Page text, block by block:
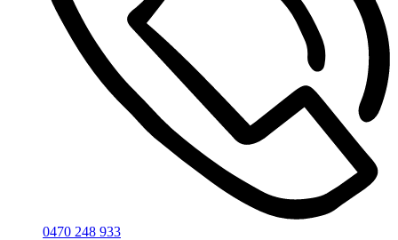
0470 248 933